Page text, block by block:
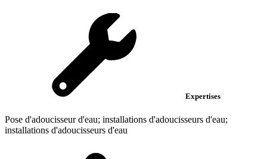
Expertises
Pose d'adoucisseur d'eau; installations d'adoucisseurs d'eau;
installations d'adoucisseurs d'eau